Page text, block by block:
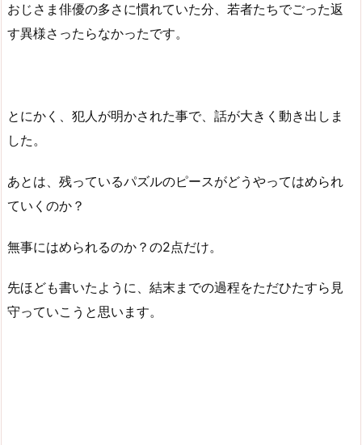
おじさま俳優の多さに慣れていた分、若者たちでごった返
す異様さったらなかったです。
とにかく、犯人が明かされた事で、話が大きく動き出しま
した。
あとは、残っているパズルのピースがどうやってはめられ
ていくのか？
無事にはめられるのか？の2点だけ。
先ほども書いたように、結末までの過程をただひたすら見
守っていこうと思います。